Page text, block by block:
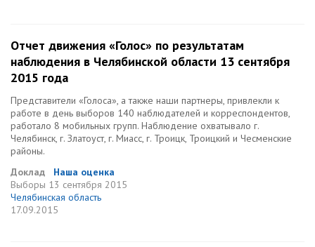
Отчет движения «Голос» по результатам
наблюдения в Челябинской области 13 сентября
2015 года
Представители «Голоса», а также наши партнеры, привлекли к
работе в день выборов 140 наблюдателей и корреспондентов,
работало 8 мобильных групп. Наблюдение охватывало г.
Челябинск, г. Златоуст, г. Миасс, г. Троицк, Троицкий и Чесменские
районы.
Доклад
Наша оценка
Выборы 13 сентября 2015
Челябинская область
17.09.2015